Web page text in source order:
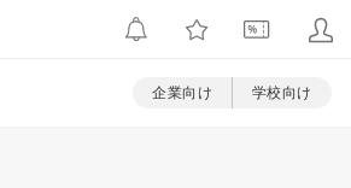
企業向け 学校向け